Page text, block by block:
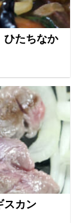
たちなか
スカン